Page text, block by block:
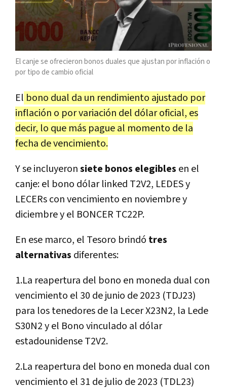
El canje se ofrecieron bonos duales que ajustan por inflación o
por tipo de cambio oficial
El bono dual da un rendimiento ajustado por
inflación o por variación del dólar oficial, es
decir, lo que más pague al momento de la
fecha de vencimiento.
Y se incluyeronsiete bonos elegibles en el
canje: el bono dólar linked T2V2, LEDES y
LECERs con vencimiento en noviembre y
diciembre y el BONCER TC22P.
En ese marco, el Tesoro brindó tres
alternativas diferentes:
1.La reapertura del bono en moneda dual con
vencimiento el 30 de junio de 2023 (TDJ23)
para los tenedores de la Lecer X23N2, la Lede
S30N2 y el Bono vinculado al dólar
estadounidense T2V2.
2.La reapertura del bono en moneda dual con
vencimiento el 31 de julio de 2023 (TDL23)